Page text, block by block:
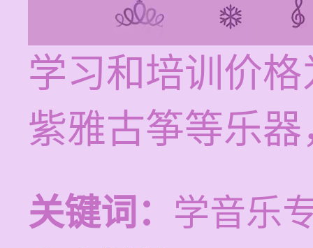
学习和培训价
紫雅古筝等乐
关键词： 学音乐